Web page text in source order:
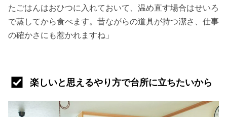
たごはんはおひつに入れておいて、温め直す場合はせいろ
で蒸してから食べます。昔ながらの道具が持つ潔さ、仕事
の確かさにも惹かれますね」
楽しいと思えるやり方で台所に立ちたいから